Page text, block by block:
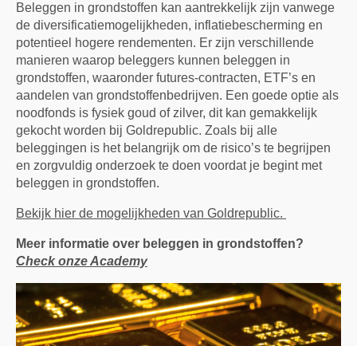
Beleggen in grondstoffen kan aantrekkelijk zijn vanwege
de diversificatiemogelijkheden, inflatiebescherming en
potentieel hogere rendementen. Er zijn verschillende
manieren waarop beleggers kunnen beleggen in
grondstoffen, waaronder futures-contracten, ETF’s en
aandelen van grondstoffenbedrijven. Een goede optie als
noodfonds is fysiek goud of zilver, dit kan gemakkelijk
gekocht worden bij Goldrepublic. Zoals bij alle
beleggingen is het belangrijk om de risico’s te begrijpen
en zorgvuldig onderzoek te doen voordat je begint met
beleggen in grondstoffen.
Bekijk hier de mogelijkheden van Goldrepublic.
Meer informatie over beleggen in grondstoffen?
Check onze Academy